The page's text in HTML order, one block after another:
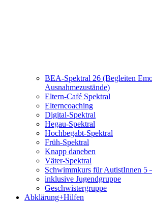
BEA-Spektral 26 (Begleiten
Ausnahmezustände)
Eltern-Café Spektral
Elterncoaching
Digital-Spektral
Hegau-Spektral
Hochbegabt-Spektral
Früh-Spektral
Knapp daneben
Väter-Spektral
Schwimmkurs für AutistInnen 5
inklusive Jugendgruppe
Geschwistergruppe
Abklärung+Hilfen